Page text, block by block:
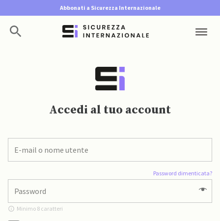
Abbonati a Sicurezza Internazionale
Accedi al tuo account
Password dimenticata?
Minimo 8 caratteri